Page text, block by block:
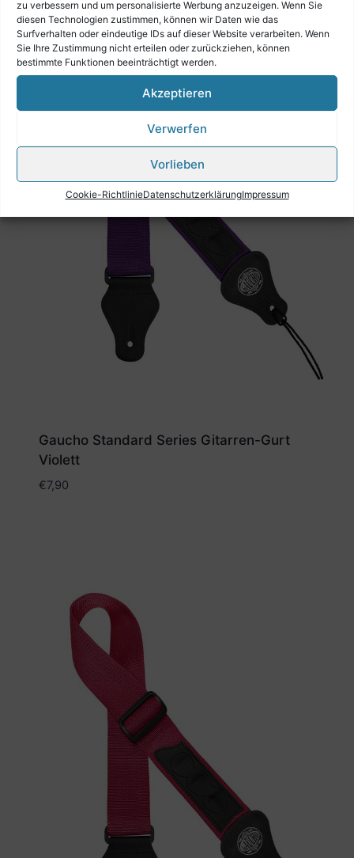
zu verbessern und um personalisierte Werbung anzuzeigen. Wenn Sie
diesen Technologien zustimmen, können wir Daten wie das
Surfverhalten oder eindeutige IDs auf dieser Website verarbeiten. Wenn
Sie Ihre Zustimmung nicht erteilen oder zurückziehen, können
bestimmte Funktionen beeinträchtigt werden.
Akzeptieren
Verwerfen
Vorlieben
Cookie-RichtlinieDatenschutzerklärungImpressum
Gaucho Standard Series Gitarren-Gurt
Violett
€7,90